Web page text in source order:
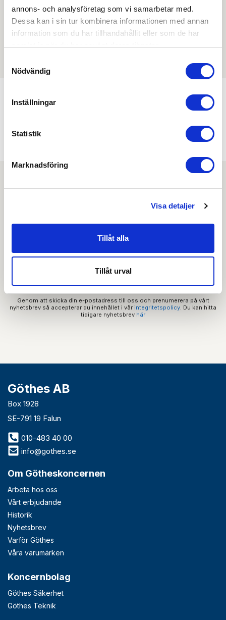
annons- och analysföretag som vi samarbetar med.
Dessa kan i sin tur kombinera informationen med annan
information som du har tillhandahållit eller som de har
Nödvändig
Inställningar
Statistik
Marknadsföring
Visa detaljer
Tillåt alla
Tillåt urval
Filmer
Nyhetsbrev
guider och senaste nytt direkt i din inkorg.
Genom att skicka din e-postadress till oss och prenumerera på vårt
nyhetsbrev så accepterar du innehållet i vår integritetspolicy . Du kan hitta
tidigare nyhetsbrev här
Göthes AB
Box 1928
SE-791 19 Falun
010-483 40 00
info@gothes.se
Om Götheskoncernen
Arbeta hos oss
Vårt erbjudande
Historik
Nyhetsbrev
Varför Göthes
Våra varumärken
Koncernbolag
Göthes Säkerhet
Göthes Teknik